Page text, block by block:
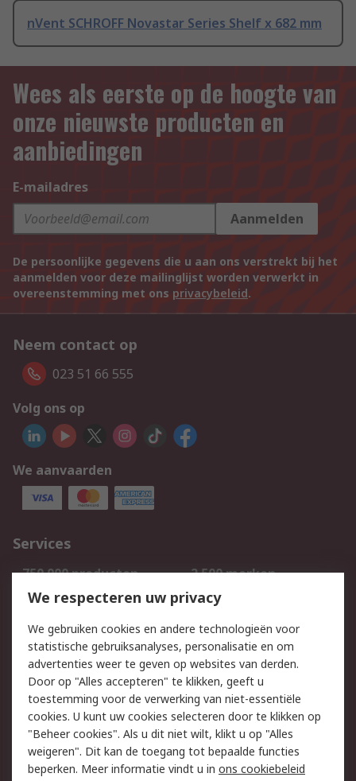
nVent SCHROFF Novastar Series Shelf x 682 mm
Wees als eerste op de hoogte van
onze nieuwste producten en
aanbiedingen
E-mailadres
Aanmelden
De persoonlijke gegevens die u aan ons verstrekt bij het
aanmelden voor deze mailinglijst worden verwerkt in
overeenstemming met ons privacybeleid.
Neem contact op
023 51 66 555
Volg ons op
We aanvaarden
Services
750.000 producten
2.500 merken
Bestellen
Inkoopoplossingen
Track & Trace
Wettelijk
Cookiebeleid
Email veiligheid
Privacybeleid
Websitevoorwaarden
Algemene
verkoopvoorwaarden
We respecteren uw privacy
We gebruiken cookies en andere technologieën voor
statistische gebruiksanalyses, personalisatie en om
advertenties weer te geven op websites van derden.
Door op "Alles accepteren" te klikken, geeft u
toestemming voor de verwerking van niet-essentiële
cookies. U kunt uw cookies selecteren door te klikken op
"Beheer cookies". Als u dit niet wilt, klikt u op "Alles
weigeren". Dit kan de toegang tot bepaalde functies
beperken. Meer informatie vindt u in ons cookiebeleid